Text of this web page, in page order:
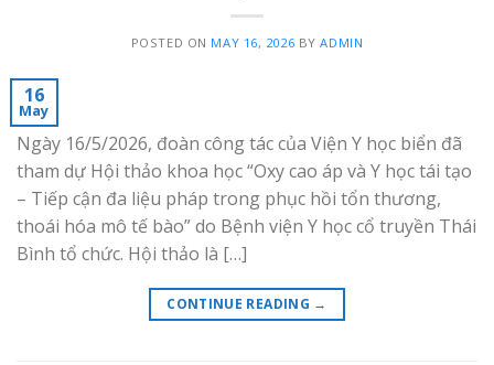
POSTED ON MAY 16, 2026 BYADMIN
16
May
Ngày 16/5/2026, đoàn công tác của Viện Y học biển đã
tham dự Hội thảo khoa học “Oxy cao áp và Y học tái tạo
– Tiếp cận đa liệu pháp trong phục hồi tổn thương,
thoái hóa mô tế bào” do Bệnh viện Y học cổ truyền Thái
Bình tổ chức. Hội thảo là […]
CONTINUE READING →